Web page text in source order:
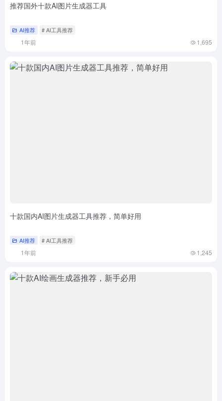
推荐国外十款AI图片生成器工具
AI推荐 # AI工具推荐
1年前 1,695
十款国内AI图片生成器工具推荐，简单好用
AI推荐 # AI工具推荐
1年前 1,245